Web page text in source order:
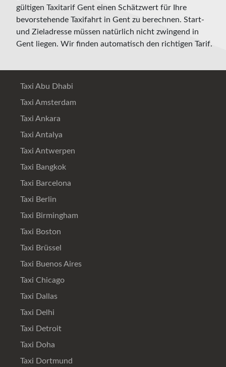
gültigen Taxitarif Gent einen Schätzwert für Ihre
bevorstehende Taxifahrt in Gent zu berechnen. Start-
und Zieladresse müssen natürlich nicht zwingend in
Gent liegen. Wir finden automatisch den richtigen Tarif.
Taxi Abu Dhabi
Taxi Amsterdam
Taxi Ankara
Taxi Antalya
Taxi Antwerpen
Taxi Bangkok
Taxi Barcelona
Taxi Berlin
Taxi Birmingham
Taxi Boston
Taxi Brüssel
Taxi Buenos Aires
Taxi Chicago
Taxi Dallas
Taxi Delhi
Taxi Detroit
Taxi Doha
Taxi Dortmund